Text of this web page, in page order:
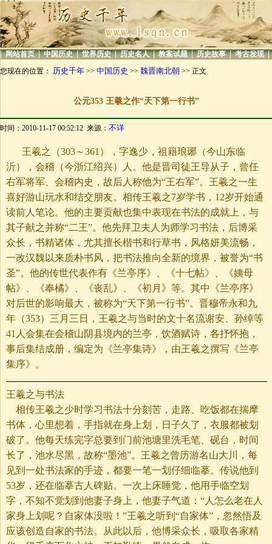
| 网站首页 | 中国历史 | 世界历史 | 历史名人 | 教案试题 | 历史故事 | 考古发现 |
您现在的位置： 历史千年 >> 中国历史 >> 魏晋南北朝 >> 正文
公元353 王羲之作“天下第一行书”
时间：2010-11-17 00:52:12 来源： 不详
王羲之（303～361），字逸少，祖籍琅琊（今山东临
沂），会稽（今浙江绍兴）人。他是晋司徒王导从子，曾任
右军将军、会稽内史，故后人称他为“王右军”。王羲之一生
喜好游山玩水和结交朋友。相传王羲之7岁学书，12岁开始通
读前人笔论。他的主要贡献也集中表现在书法的成就上，与
其子献之并称“二王”。他先拜卫夫人为师学习书法，后博采
众长，书精诸体，尤其擅长楷书和行草书，风格妍美流畅，
一改汉魏以来质朴书风，把书法推向全新的境界，被誉为“书
圣”。他的传世代表作有《兰亭序》、《十七帖》、《姨母
帖》、《奉橘》、《丧乱》、《初月》等。其中《兰亭序》
对后世的影响最大，被称为“天下第一行书”。晋穆帝永和九
年（353）三月三日，王羲之与当时的文十名流谢安、孙绰等
41人会集在会稽山阴县境内的兰亭，饮酒赋诗，各抒怀抱，
事后集结成册，编定为《兰亭集诗》，由王羲之撰写《兰亭
集序》。
王羲之与书法
相传王羲之少时学习书法十分刻苦，走路、吃饭都在揣摩
书体，心里想着，手指就在身上划，日子久了，衣服都被划
破了。他每天练完字总要到门前池塘里洗毛笔、砚台，时间
长了，池水尽黑，故称“墨池”。王羲之曾历游名山大川，每
见到一处书法家的手迹，都要一笔一划仔细临摹。传说他到
53岁，还在临摹古人碑贴。一次上床睡觉，他用手临空划
字，不知不觉划到他妻子身上，他妻子气道：“人怎么老在人
家身上划呢？自家体没啦！”王羲之听到“自家体”，忽然悟及
应该创造自家的书法。从此以后，他博采众长，吸取各家精